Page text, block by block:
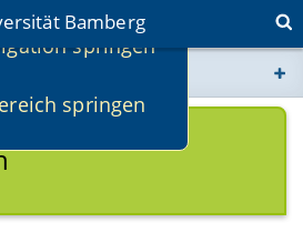
springen
springen
Bamberg
bamberg.de
bamberg.de